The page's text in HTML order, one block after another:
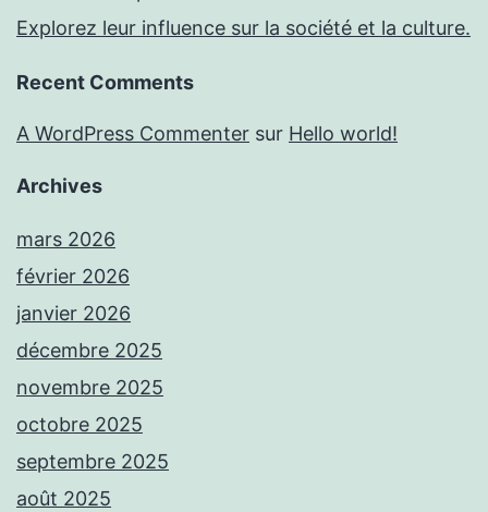
Explorez leur influence sur la société et la culture.
Recent Comments
A WordPress Commenter sur Hello world!
Archives
mars 2026
février 2026
janvier 2026
décembre 2025
novembre 2025
octobre 2025
septembre 2025
août 2025